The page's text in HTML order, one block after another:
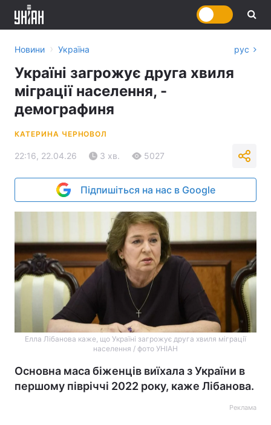
Новини › Україна рус
Україні загрожує друга хвиля
міграції населення, -
демографиня
КАТЕРИНА ЧЕРНОВОЛ
22:16, 22.04.26 3 хв. 5027
Підпишіться на нас в Google
Елла Лібанова каже, що Україні загрожує друга хвиля міграції
населення / фото УНІАН
Основна маса біженців виїхала з України в
першому півріччі 2022 року, каже Лібанова.
Реклама